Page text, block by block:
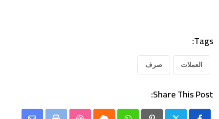
Tags:
العملات صرف
Share This Post: